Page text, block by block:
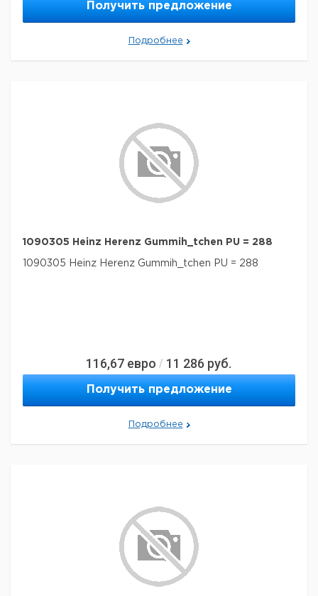
Получить предложение
Подробнее
1090305 Heinz Herenz Gummih_tchen PU = 288
1090305 Heinz Herenz Gummih_tchen PU = 288
116,67 евро / 11 286 руб.
Получить предложение
Подробнее